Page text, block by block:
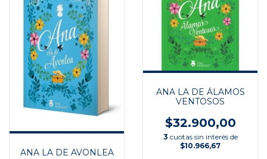
ANA LA DE AVONLEA
ANA LA DE ÁLAMOS
VENTOSOS
$32.900,00
3 cuotas sin interés de
$10.966,67